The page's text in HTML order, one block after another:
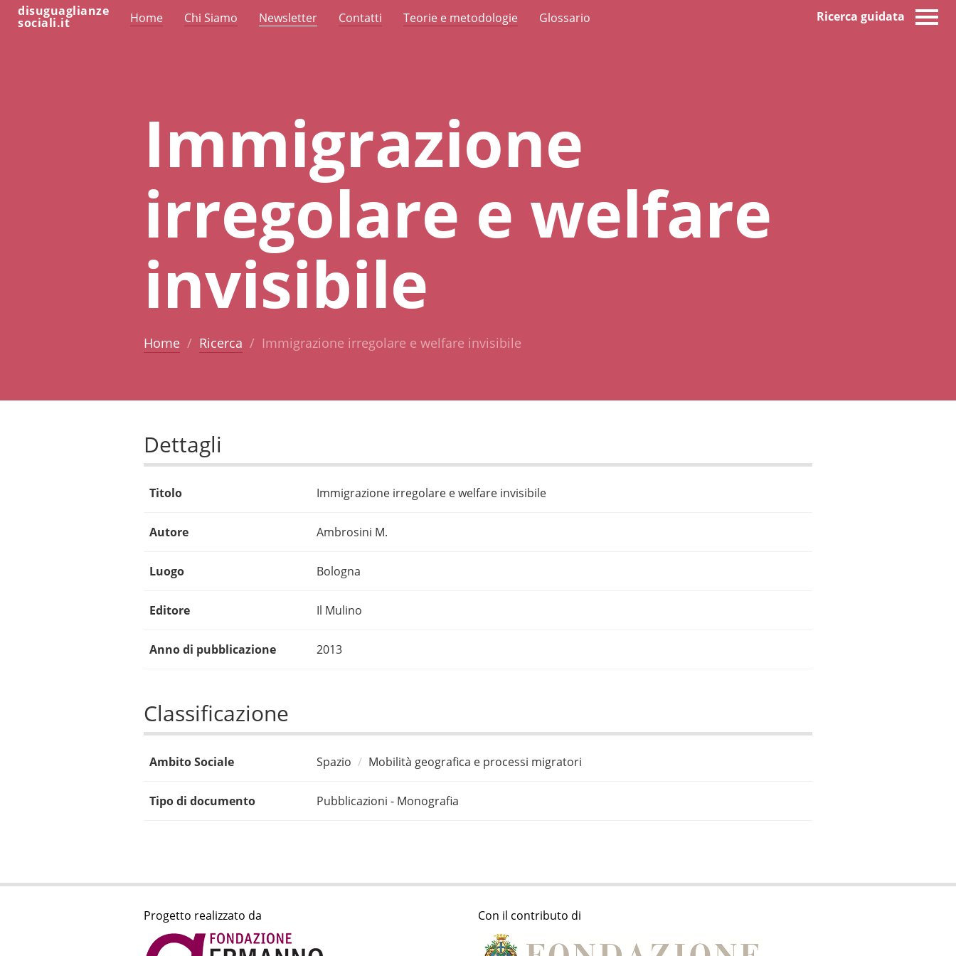
disuguaglianze
sociali.it Home Chi Siamo Newsletter Contatti Teorie e metodologie Glossario Ricerca guidata
Immigrazione
irregolare e welfare
invisibile
Home Ricerca Immigrazione irregolare e welfare invisibile
Dettagli
Titolo Immigrazione irregolare e welfare invisibile
Autore Ambrosini M.
Luogo Bologna
Editore Il Mulino
Anno di pubblicazione 2013
Classificazione
Ambito Sociale Spazio Mobilità geografica e processi migratori
Tipo di documento Pubblicazioni - Monografia
Progetto realizzato da Con il contributo di